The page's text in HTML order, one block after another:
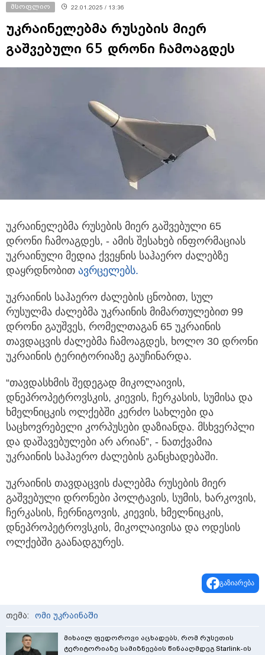
მსოფლიო 22.01.2025 / 13:36
უკრაინელებმა რუსების მიერ
გაშვებული 65 დრონი ჩამოაგდეს
უკრაინელებმა რუსების მიერ გაშვებული 65
დრონი ჩამოაგდეს, - ამის შესახებ ინფორმაციას
უკრაინული მედია ქვეყნის საჰაერო ძალებზე
დაყრდნობით ავრცელებს.
უკრაინის საჰაერო ძალების ცნობით, სულ
რუსულმა ძალებმა უკრაინის მიმართულებით 99
დრონი გაუშვეს, რომელთაგან 65 უკრაინის
თავდაცვის ძალებმა ჩამოაგდეს, ხოლო 30 დრონი
უკრაინის ტერიტორიაზე გაუჩინარდა.
“თავდასხმის შედეგად მიკოლაივის,
დნეპროპეტროვსკის, კიევის, ჩერკასის, სუმისა და
ხმელნიცკის ოლქებში კერძო სახლები და
საცხოვრებელი კორპუსები დაზიანდა. მსხვერპლი
და დაშავებულები არ არიან”, - ნათქვამია
უკრაინის საჰაერო ძალების განცხადებაში.
უკრაინის თავდაცვის ძალებმა რუსების მიერ
გაშვებული დრონები პოლტავის, სუმის, ხარკოვის,
ჩერკასის, ჩერნიგოვის, კიევის, ხმელნიცკის,
დნეპროპეტროვსკის, მიკოლაივისა და ოდესის
ოლქებში გაანადგურეს.
გაზიარება
თემა: ომი უკრაინაში
მიხაილ ფედოროვი აცხადებს, რომ რუსეთის
ტერიტორიაზე სამიზნეების წინააღმდეგ Starlink-ის